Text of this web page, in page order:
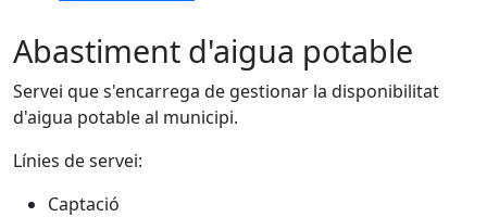
Abastiment d'aigua potable
Servei que s'encarrega de gestionar la disponibilitat
d'aigua potable al municipi.
Línies de servei:
Captació